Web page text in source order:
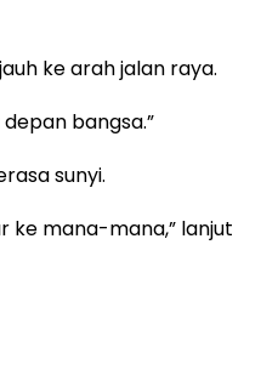
ke arah jalan raya.
bangsa.”
sunyi.
ke mana-mana,” lanjut